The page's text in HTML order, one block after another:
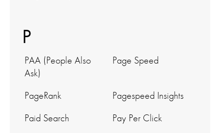
P
PAA (People Also
Ask)
Page Speed
PageRank
Pagespeed Insights
Paid Search
Pay Per Click